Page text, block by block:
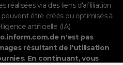
réalisées via des liens d'affiliation.
être créés ou optimisés à
artificielle (IA).
n'est pas
résultant de l'utilisation
En continuant, vous